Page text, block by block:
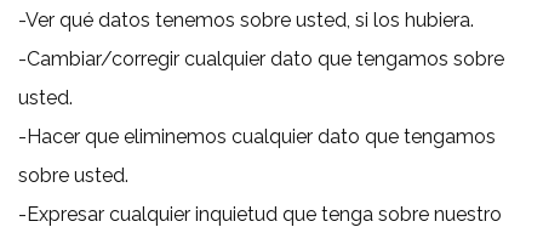
-Ver qué datos tenemos sobre usted, si los hubiera.
-Cambiar/corregir cualquier dato que tengamos sobre
usted.
-Hacer que eliminemos cualquier dato que tengamos
sobre usted.
-Expresar cualquier inquietud que tenga sobre nuestro